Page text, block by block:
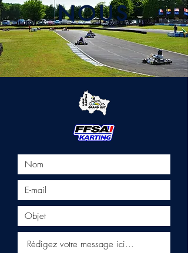
NOUS